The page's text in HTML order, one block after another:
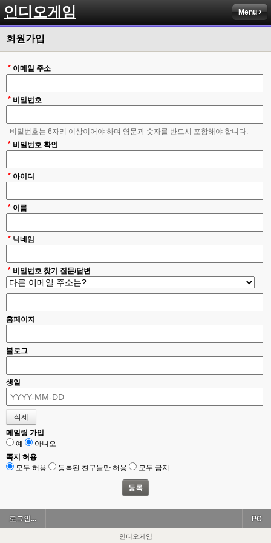
인디오게임 Menu
회원가입
이메일 주소
*
비밀번호
*
비밀번호는 6자리 이상이어야 하며 영문과 숫자를 반드시 포함해야 합니다.
비밀번호 확인
*
* 아이디
* 이름
* 닉네임
* 비밀번호 찾기 질문/답변
홈페이지
블로그
생일
메일링 가입
예
아니오
쪽지 허용
모두 허용
등록된 친구들만 허용 모두 금지
로그인... PC
인디오게임